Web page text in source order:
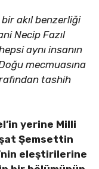
bir akıl benzerliği
Necip Fazıl
aynı insanın
mecmuasına
tashih
yerine Milli
Şemsettin
eleştirilerine